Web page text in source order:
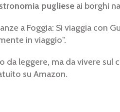
pugliese ai borghi
a Foggia: Si viaggia con
in viaggio".
da leggere, ma da vivere
su Amazon.